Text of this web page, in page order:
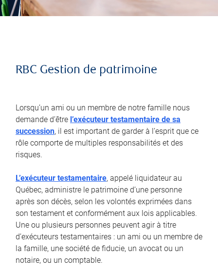
RBC Gestion de patrimoine
Lorsqu’un ami ou un membre de notre famille nous
demande d’être l’exécuteur testamentaire de sa
succession, il est important de garder à l’esprit que ce
rôle comporte de multiples responsabilités et des
risques.
L’exécuteur testamentaire, appelé liquidateur au
Québec, administre le patrimoine d’une personne
après son décès, selon les volontés exprimées dans
son testament et conformément aux lois applicables.
Une ou plusieurs personnes peuvent agir à titre
d’exécuteurs testamentaires : un ami ou un membre de
la famille, une société de fiducie, un avocat ou un
notaire, ou un comptable.